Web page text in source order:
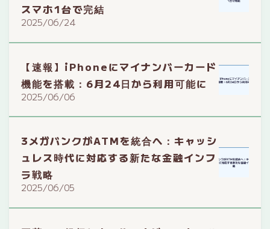
スマホ1台で完結
2025/06/24
【速報】iPhoneにマイナンバーカード
機能を搭載：6月24日から利用可能に
2025/06/06
3メガバンクがATMを統合へ：キャッシ
ュレス時代に対応する新たな金融インフ
ラ戦略
2025/06/05